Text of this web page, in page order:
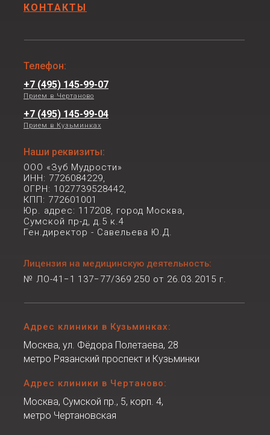
Лицензия на медицинскую деятельность:
№ ЛО-41−1 137−77/369 250 от 26.03.2015 г.
Прием в Кузьминках
Прием в Чертаново
ООО «Зуб Мудрости»
ИНН: 7726084229,
ОГРН: 1027739528442,
КПП: 772601001
Юр. адрес: 117208, город Москва,
Сумской пр-д, д.5 к.4
Ген.директор - Савельева Ю.Д.
КОНТАКТЫ
+7 (495) 145-99-04
+7 (495) 145-99-07
Наши реквизиты:
Телефон:
Адрес клиники в Чертаново:
Москва, Сумской пр., 5, корп. 4,
метро Чертановская
Адрес клиники в Кузьминках:
Москва, ул. Фёдора Полетаева, 28
метро Рязанский проспект и Кузьминки